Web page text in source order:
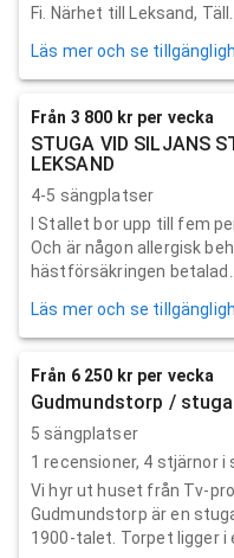
Fi. Närhet till Leksand, Täll...
Läs mer och se
Från 3 800 kr per vecka
STUGA VID SILJANS
LEKSAND
4-5 sängplatser
I Stallet bor upp till fem
Och är någon allergisk
hästförsäkringen betalad...
Läs mer och se
Från 6 250 kr per vecka
Gudmundstorp /
5 sängplatser
1 recensioner, 4 stjärnor i
Vi hyr ut huset från Tv-
Gudmundstorp är en
1900-talet. Torpet ligger i